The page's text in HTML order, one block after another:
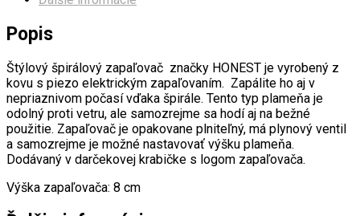
Popis
Štýlový špirálový zapaľovač značky HONEST je vyrobený z
kovu s piezo elektrickým zapaľovaním. Zapálite ho aj v
nepriaznivom počasí vďaka špirále. Tento typ plameňa je
odolný proti vetru, ale samozrejme sa hodí aj na bežné
použitie. Zapaľovač je opakovane plniteľný, má plynový ventil
a samozrejme je možné nastavovať výšku plameňa.
Dodávaný v darčekovej krabičke s logom zapaľovača.
Výška zapaľovača: 8 cm